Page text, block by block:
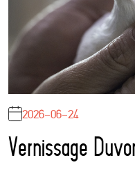
2026-06-24
Vernissage